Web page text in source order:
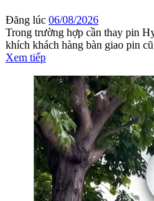
Đăng lúc 06/08/2026
Trong trường hợp cần thay pin
khích khách hàng bàn giao pin
Xem tiếp